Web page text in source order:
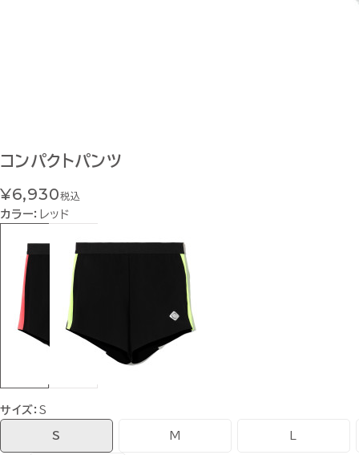
コンパクトパンツ
¥6,930税込
カラー： レッド
サイズ：S
S M